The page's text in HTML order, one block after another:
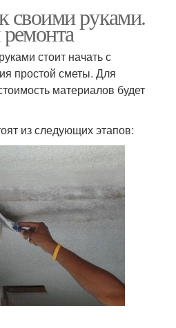
своими руками.
стоит начать с
простой сметы. Для
материалов будет
из следующих этапов: